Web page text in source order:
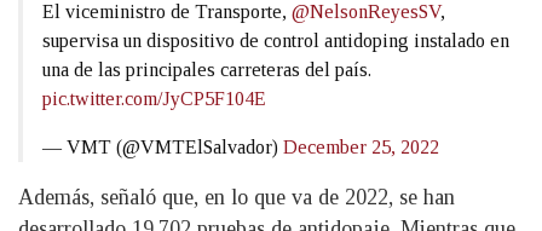
El viceministro de Transporte, @NelsonReyesSV,
supervisa un dispositivo de control antidoping instalado en
una de las principales carreteras del país.
pic.twitter.com/JyCP5F104E
— VMT (@VMTElSalvador) December 25, 2022
Además, señaló que, en lo que va de 2022, se han